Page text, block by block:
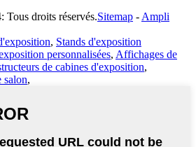
droits réservés.Sitemap - Ampli
, Stands d'exposition
personnalisées, Affichages de
de cabines d'exposition,
salon,